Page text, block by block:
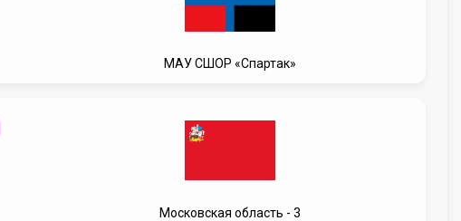
МАУ СШОР «Спартак»
Московская область - 3